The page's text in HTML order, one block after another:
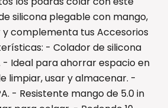
silicona plegable con mango,
complementa tus Accesorios
- Colador de silicona
- Ideal para ahorrar espacio en
limpiar, usar y almacenar. -
- Resistente mango de 5.0 in